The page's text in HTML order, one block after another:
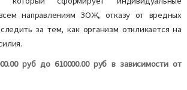
направлениям ЗОЖ, отказу от вредных
за тем, как организм откликается на
руб до 610000.00 руб в зависимости от